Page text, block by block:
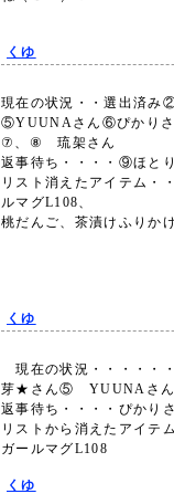
くゆ
現在の状況・・選出済
⑤YUUNAさん⑥ぴかり
⑦、⑧ 琉架さん
返事待ち・・・・⑨ほ
リスト消えたアイテム・
ルマグL108、
桃だんご、茶漬けふりか
くゆ
現在の状況・・・・
芽★さん⑤ YUUNAさ
返事待ち・・・・ぴかり
リストから消えたアイテ
ガールマグL108
くゆ